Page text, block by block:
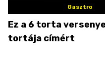
Gasztro
Ez a 6 torta
tortája címért